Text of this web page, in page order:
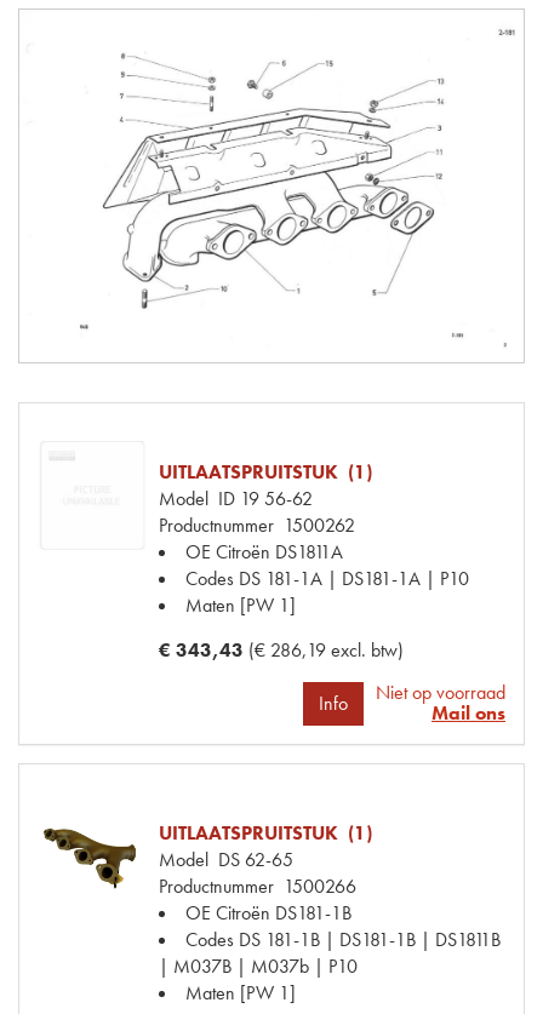
UITLAATSPRUITSTUK (1)
Model ID 19 56-62
Productnummer 1500262
OE Citroën DS1811A
Codes DS 181-1A | DS181-1A | P10
Maten [PW 1]
€ 343,43 (€ 286,19 excl. btw)
Info
Niet op voorraad
Mail ons
UITLAATSPRUITSTUK (1)
Model DS 62-65
Productnummer 1500266
OE Citroën DS181-1B
Codes DS 181-1B | DS181-1B | DS1811B
| M037B | M037b | P10
Maten [PW 1]